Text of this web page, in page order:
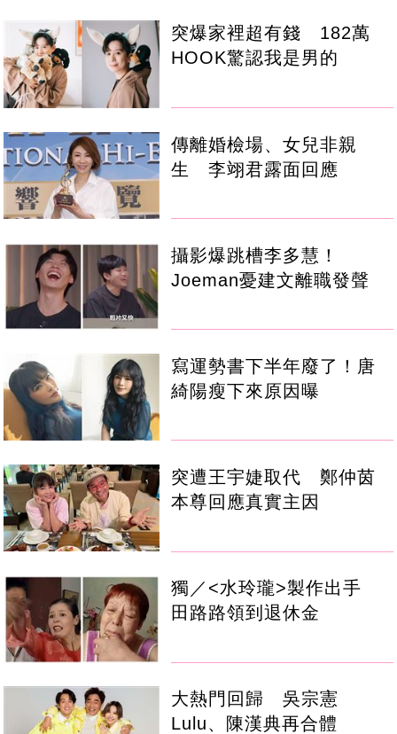
突爆家裡超有錢 182萬
HOOK驚認我是男的
傳離婚檢場、女兒非親
生 李翊君露面回應
攝影爆跳槽李多慧！
Joeman憂建文離職發聲
寫運勢書下半年廢了！唐
綺陽瘦下來原因曝
突遭王宇婕取代 鄭仲茵
本尊回應真實主因
獨／<水玲瓏>製作出手
田路路領到退休金
大熱門回歸 吳宗憲
Lulu、陳漢典再合體